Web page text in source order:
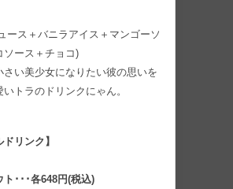
ース＋バニラアイス＋マンゴーソ
ソース＋チョコ)
さい美少女になりたい彼の思いを
トラのドリンクにゃん。
ドリンク】
･･･各648円(税込)